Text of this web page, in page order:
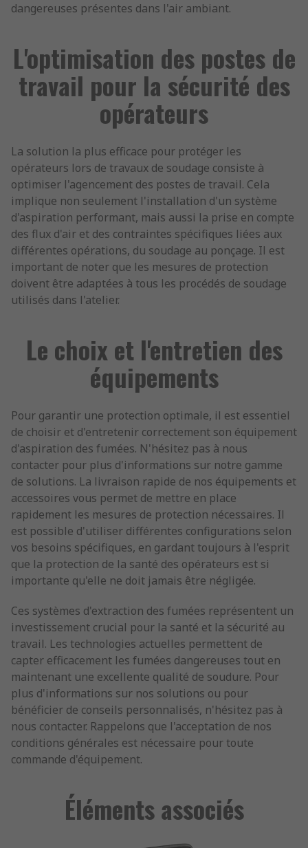
dangereuses présentes dans l'air ambiant.
L'optimisation des postes de
travail pour la sécurité des
opérateurs
La solution la plus efficace pour protéger les
opérateurs lors de travaux de soudage consiste à
optimiser l'agencement des postes de travail. Cela
implique non seulement l'installation d'un système
d'aspiration performant, mais aussi la prise en compte
des flux d'air et des contraintes spécifiques liées aux
différentes opérations, du soudage au ponçage. Il est
important de noter que les mesures de protection
doivent être adaptées à tous les procédés de soudage
utilisés dans l'atelier.
Le choix et l'entretien des
équipements
Pour garantir une protection optimale, il est essentiel
de choisir et d'entretenir correctement son équipement
d'aspiration des fumées. N'hésitez pas à nous
contacter pour plus d'informations sur notre gamme
de solutions. La livraison rapide de nos équipements et
accessoires vous permet de mettre en place
rapidement les mesures de protection nécessaires. Il
est possible d'utiliser différentes configurations selon
vos besoins spécifiques, en gardant toujours à l'esprit
que la protection de la santé des opérateurs est si
importante qu'elle ne doit jamais être négligée.
Ces systèmes d'extraction des fumées représentent un
investissement crucial pour la santé et la sécurité au
travail. Les technologies actuelles permettent de
capter efficacement les fumées dangereuses tout en
maintenant une excellente qualité de soudure. Pour
plus d'informations sur nos solutions ou pour
bénéficier de conseils personnalisés, n'hésitez pas à
nous contacter. Rappelons que l'acceptation de nos
conditions générales est nécessaire pour toute
commande d'équipement.
Éléments associés